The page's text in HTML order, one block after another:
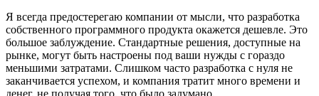
Я всегда предостерегаю компании от мысли, что разработка
собственного программного продукта окажется дешевле. Это
большое заблуждение. Стандартные решения, доступные на
рынке, могут быть настроены под ваши нужды с гораздо
меньшими затратами. Слишком часто разработка с нуля не
заканчивается успехом, и компания тратит много времени и